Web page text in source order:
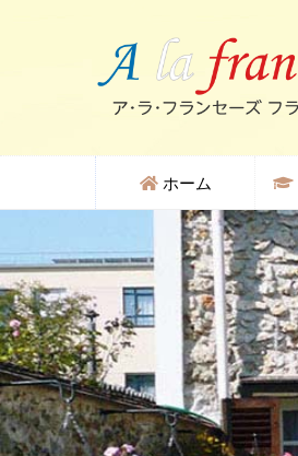
ホーム